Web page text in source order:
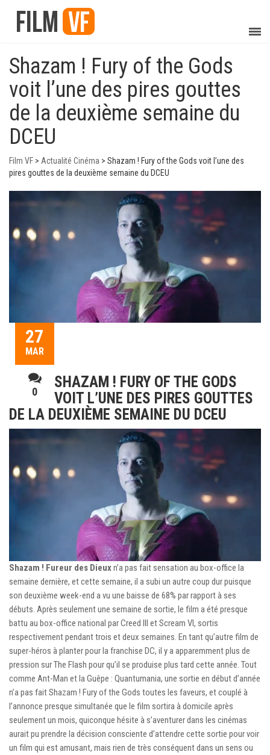
Shazam ! Fury of the Gods
voit l’une des pires gouttes
de la deuxième semaine du
DCEU
Film VF > Actualité Cinéma > Shazam ! Fury of the Gods voit l’une des
pires gouttes de la deuxième semaine du DCEU
27
MAR
0
SHAZAM ! FURY OF THE GODS
VOIT L’UNE DES PIRES GOUTTES
DE LA DEUXIÈME SEMAINE DU DCEU
Shazam ! Fureur des Dieuxn’a pas fait sensation au box-office la
semaine dernière, et cette semaine, il a subi un autre coup dur puisque
son deuxième week-end a vu une baisse de 68% par rapport à ses
débuts. Après seulement une semaine de sortie, le film a été presque
battu au box-office national par Creed III et Scream VI, sortis
respectivement pendant trois et deux semaines. En tant qu’autre film de
super-héros à planter pour la franchise DC, il y a apparemment plus de
pression sur The Flash pour qu’il se produise plus tard cette année. Tout
comme Ant-Man et la Guêpe : Quantumania, une sortie en début d’année
n’a pas fait Shazam ! Fury of the Gods toutes les faveurs, et couplé à
l’annonce presque simultanée que le film sortira à domicile après
seulement un mois, quiconque hésite à s’aventurer dans les cinémas
aurait pu prendre la décision consciente d’attendre cette sortie pour voir
un film qui est amusant, mais rien de très conséquent dans un sens ou